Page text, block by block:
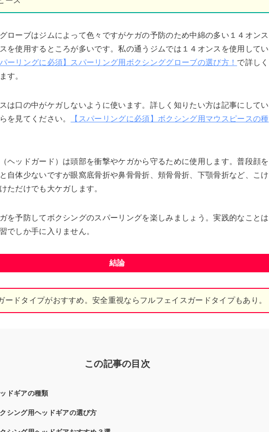
ローブはジムによって色々ですがケガの予防のため中綿の多い１４オンス
を使用するところが多いです。私の通うジムでは１４オンスを使用してい
パーリングに必須】スパーリング用ボクシンググローブの選び方！ で詳しく
す。
は口の中がケガしないように使います。詳しく知りたい方は記事にしてい
を見てください。
【スパーリングに必須】ボクシング用マウスピースの種
ヘッドガード）は頭部を衝撃やケガから守るために使用します。普段顔を
自体少ないですが眼窩底骨折や鼻骨骨折、頬骨骨折、下顎骨折など、こけ
ただけでも大ケガします。
を予防してボクシングのスパーリングを楽しみましょう。実践的なことは
でしか手に入りません。
結論
ードタイプがおすすめ。安全重視ならフルフェイスガードタイプもあり。
この記事の目次
ドギアの種類
シング用ヘッドギアの選び方